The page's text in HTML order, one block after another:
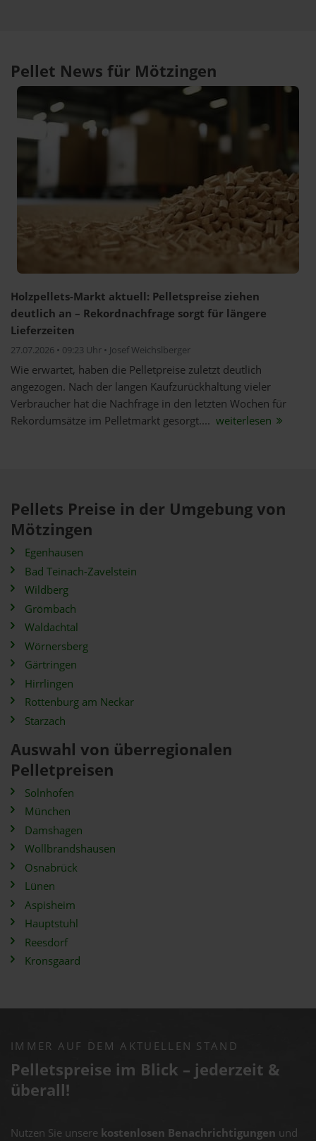
Pellet News für Mötzingen
Holzpellets-Markt aktuell: Pelletspreise ziehen
deutlich an – Rekordnachfrage sorgt für längere
Lieferzeiten
27.07.2026 • 09:23 Uhr • Josef Weichslberger
Wie erwartet, haben die Pelletpreise zuletzt deutlich
angezogen. Nach der langen Kaufzurückhaltung vieler
Verbraucher hat die Nachfrage in den letzten Wochen für
Rekordumsätze im Pelletmarkt gesorgt.... weiterlesen
Pellets Preise in der Umgebung von
Mötzingen
Egenhausen
Bad Teinach-Zavelstein
Wildberg
Grömbach
Waldachtal
Wörnersberg
Gärtringen
Hirrlingen
Rottenburg am Neckar
Starzach
Auswahl von überregionalen
Pelletpreisen
Solnhofen
München
Damshagen
Wollbrandshausen
Osnabrück
Lünen
Aspisheim
Hauptstuhl
Reesdorf
Kronsgaard
IMMER AUF DEM AKTUELLEN STAND
Pelletspreise im Blick – jederzeit &
überall!
Nutzen Sie unsere kostenlosen Benachrichtigungen und